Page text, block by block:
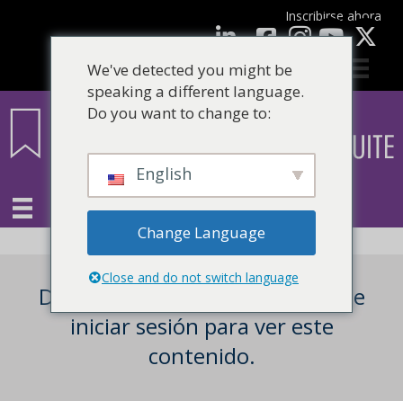
Inscribirse ahora
LinkedInFacebook Youtube
Debe ser un usuario registrado e
iniciar sesión para ver este
contenido.
We've detected you might be
speaking a different language.
Do you want to change to:
English
Change Language
Close and do not switch language